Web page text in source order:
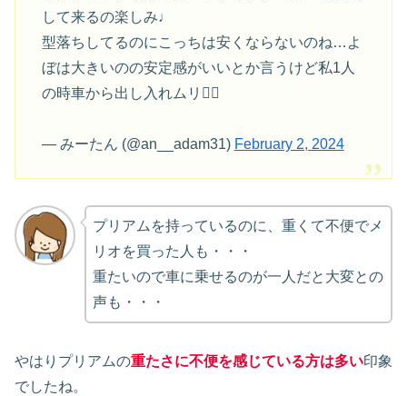
して来るの楽しみ♩
型落ちしてるのにこっちは安くならないのね…よ
ぼは大きいのの安定感がいいとか言うけど私1人
の時車から出し入れムリ🙅‍♀️
— みーたん (@an__adam31) February 2, 2024
プリアムを持っているのに、重くて不便でメ
リオを買った人も・・・
重たいので車に乗せるのが一人だと大変との
声も・・・
やはりプリアムの重たさに不便を感じている方は多い印象
でしたね。